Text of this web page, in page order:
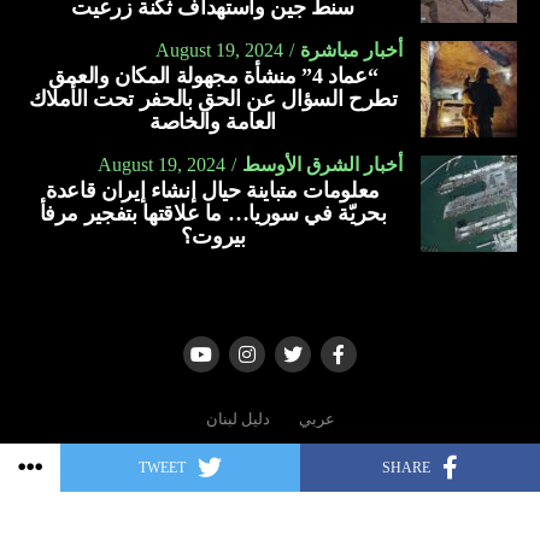
SHARE
TWEET
أسلحة بقيمة تزيد على 23 مليار دولار منذ بدء الحرب في غزة،
في أكتوبر الماضي (2023).
ويواجه بايدن ضغوطا من التقدميين في حزبه الديمقراطي الذين
دعوا إلى وقف تسليم الأسلحة لتل أبيب وسط ارتفاع وتيرة مقتل
المدنيين في غزة، إذ فاق عدد الضحايا 37.600.
العربية
ومن خلال “مانتا راي”، تسعى البحرية الأميركية إلى إنشاء
أسطول هجين، وتزويد البحارة ومشاة البحرية بالآلات الذكية
وأجهزة الاستشعار.
العربية
سنط جين واستهداف ثكنة زرعيت
أخبار مباشرة August 19, 2024
“عماد 4” منشأة مجهولة المكان والعمق
تطرح السؤال عن الحق بالحفر تحت الأملاك
العامة والخاصة
أخبار الشرق الأوسط August 19, 2024
معلومات متباينة حيال إنشاء إيران قاعدة
بحريّة في سوريا… ما علاقتها بتفجير مرفأ
بيروت؟
عربي دليل لبنان